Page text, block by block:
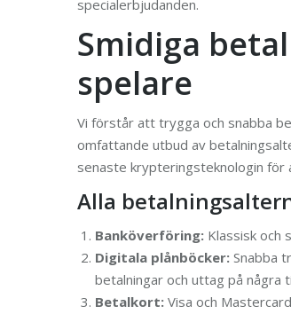
specialerbjudanden.
Smidiga
spelare
Vi förstår att trygga och snabba
omfattande utbud av
senaste krypteringsteknologin för
Alla
Banköverföring: Klassisk och
Digitala plånböcker: Snabba
betalningar och uttag på några
Betalkort: Visa och